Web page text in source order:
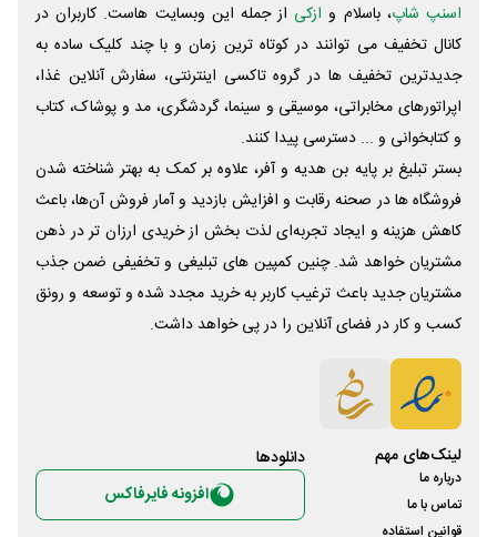
اسنپ شاپ، باسلام و ازکی از جمله این وبسایت ‌هاست. کاربران در
کانال تخفیف می توانند در کوتاه ترین زمان و با چند کلیک ساده به
جدیدترین تخفیف ها در گروه تاکسی اینترنتی، سفارش آنلاین غذا،
اپراتورهای مخابراتی، موسیقی و سینما، گردشگری، مد و پوشاک، کتاب
و کتابخوانی و ... دسترسی پیدا کنند.
بستر تبلیغ بر پایه بن هدیه و آفر، علاوه بر کمک به بهتر شناخته شدن
فروشگاه ها در صحنه رقابت و افزایش بازدید و آمار فروش آن‌ها، باعث
کاهش هزینه و ایجاد تجربه‌ای لذت بخش از خریدی ارزان تر در ذهن
مشتریان خواهد شد. چنین کمپین های تبلیغی و تخفیفی ضمن جذب
مشتریان جدید باعث ترغیب کاربر به خرید مجدد شده و توسعه و رونق
کسب و کار در فضای آنلاین را در پی خواهد داشت.
لینک‌های مهم
درباره ما
تماس با ما
قوانین استفاده
دانلود‌ها
افزونه فایرفاکس